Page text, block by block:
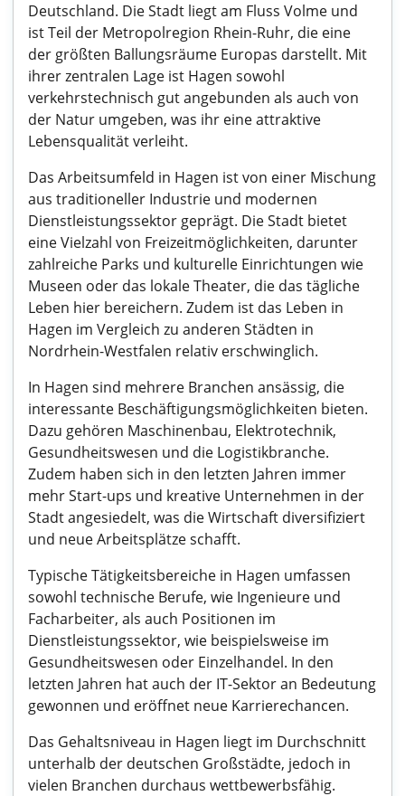
Deutschland. Die Stadt liegt am Fluss Volme und
ist Teil der Metropolregion Rhein-Ruhr, die eine
der größten Ballungsräume Europas darstellt. Mit
ihrer zentralen Lage ist Hagen sowohl
verkehrstechnisch gut angebunden als auch von
der Natur umgeben, was ihr eine attraktive
Lebensqualität verleiht.
Das Arbeitsumfeld in Hagen ist von einer Mischung
aus traditioneller Industrie und modernen
Dienstleistungssektor geprägt. Die Stadt bietet
eine Vielzahl von Freizeitmöglichkeiten, darunter
zahlreiche Parks und kulturelle Einrichtungen wie
Museen oder das lokale Theater, die das tägliche
Leben hier bereichern. Zudem ist das Leben in
Hagen im Vergleich zu anderen Städten in
Nordrhein-Westfalen relativ erschwinglich.
In Hagen sind mehrere Branchen ansässig, die
interessante Beschäftigungsmöglichkeiten bieten.
Dazu gehören Maschinenbau, Elektrotechnik,
Gesundheitswesen und die Logistikbranche.
Zudem haben sich in den letzten Jahren immer
mehr Start-ups und kreative Unternehmen in der
Stadt angesiedelt, was die Wirtschaft diversifiziert
und neue Arbeitsplätze schafft.
Typische Tätigkeitsbereiche in Hagen umfassen
sowohl technische Berufe, wie Ingenieure und
Facharbeiter, als auch Positionen im
Dienstleistungssektor, wie beispielsweise im
Gesundheitswesen oder Einzelhandel. In den
letzten Jahren hat auch der IT-Sektor an Bedeutung
gewonnen und eröffnet neue Karrierechancen.
Das Gehaltsniveau in Hagen liegt im Durchschnitt
unterhalb der deutschen Großstädte, jedoch in
vielen Branchen durchaus wettbewerbsfähig.